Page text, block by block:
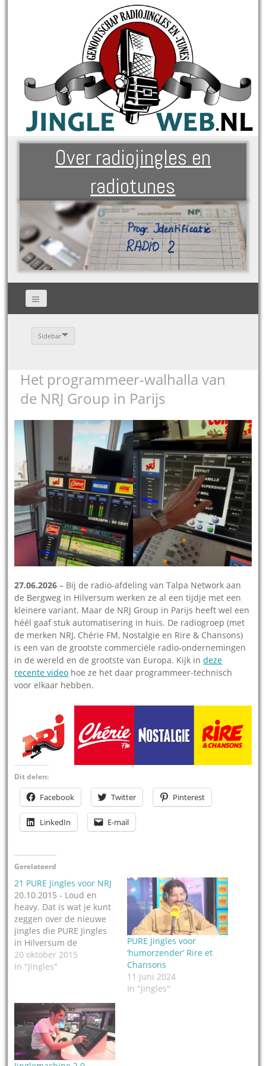
Over radiojingles en
radiotunes
Sidebar
Het programmeer-walhalla van
de NRJ Group in Parijs
27.06.2026 – Bij de radio-afdeling van Talpa Network aan
de Bergweg in Hilversum werken ze al een tijdje met een
kleinere variant. Maar de NRJ Group in Parijs heeft wel een
héél gaaf stuk automatisering in huis. De radiogroep (met
de merken NRJ, Chérie FM, Nostalgie en Rire & Chansons)
is een van de grootste commerciële radio-ondernemingen
in de wereld en de grootste van Europa. Kijk indeze
recente video hoe ze het daar programmeer-technisch
voor elkaar hebben.
Dit delen:
Facebook Twitter Pinterest
LinkedIn E-mail
Gerelateerd
21 PURE Jingles voor NRJ
20.10.2015 - Loud en
heavy. Dat is wat je kunt
zeggen over de nieuwe
jingles die PURE Jingles
in Hilversum de
afgelopen maanden
maakte voor NRJ in
naam van het pakket:
Loud & heavy. Een set
van 21 custom made
jingles met de…
20 oktober 2015
In "Jingles"
PURE Jingles voor
‘humorzender’ Rire et
Chansons
11 juni 2024
In "Jingles"